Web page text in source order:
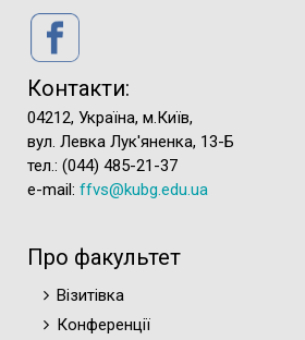
Контакти:
04212, Україна, м.Київ,
вул. Левка Лук'яненка, 13-Б
тел.: (044) 485-21-37
e-mail: ffvs@kubg.edu.ua
Про факультет
Візитівка
Конференції